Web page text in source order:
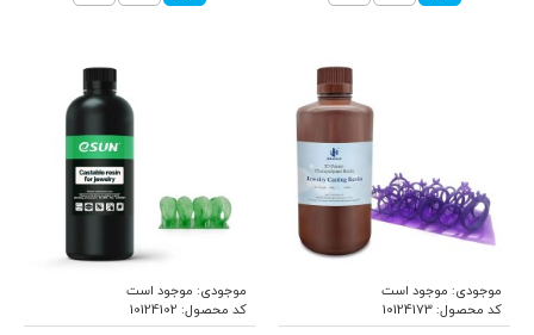
موجودی: موجود است
کد محصول:10124173
موجودی: موجود است
کد محصول: 10124102